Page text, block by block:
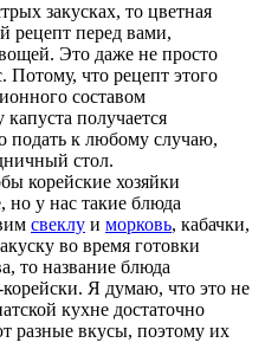
закусках, то цветная
рецепт перед вами,
Это даже не просто
Потому, что рецепт этого
составом
получается
подать к любому случаю,
стол.
корейские хозяйки
но у нас такие блюда
свеклу и морковь, кабачки,
во время готовки
то название блюда
Я думаю, что это не
кухне достаточно
разные вкусы, поэтому их